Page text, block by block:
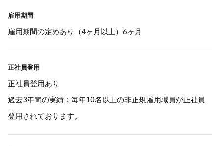
雇用期間
雇用期間の定めあり（4ヶ月以上）6ヶ月
正社員登用
正社員登用あり
過去3年間の実績：毎年10名以上の非正規雇用職員が正社員
登用されております。